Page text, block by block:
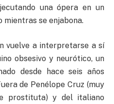
una ópera en un
se enjabona.
vuelve a interpretarse a sí
obsesivo y neurótico, un
desde hace seis años
de Penélope Cruz (muy
prostituta) y del italiano